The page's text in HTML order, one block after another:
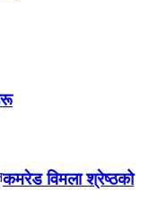
कमरेड विमला श्रेष्ठको